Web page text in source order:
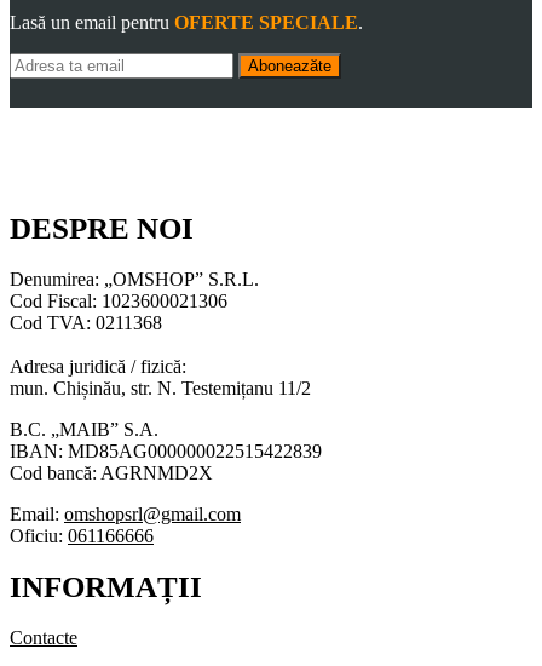
Lasă un email pentru OFERTE SPECIALE.
Aboneazăte
DESPRE NOI
Denumirea: „OMSHOP” S.R.L.
Cod Fiscal: 1023600021306
Cod TVA: 0211368
Adresa juridică / fizică:
mun. Chișinău, str. N. Testemițanu 11/2
B.C. „MAIB” S.A.
IBAN: MD85AG000000022515422839
Cod bancă: AGRNMD2X
Email: omshopsrl@gmail.com
Oficiu: 061166666
INFORMAȚII
Contacte